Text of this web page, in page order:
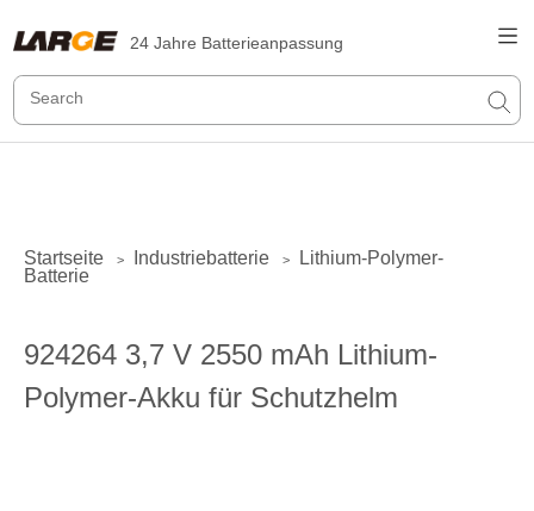
24 Jahre Batterieanpassung
Startseite > Industriebatterie >
Lithium-Polymer-
Batterie
924264 3,7 V 2550 mAh Lithium-
Polymer-Akku für Schutzhelm